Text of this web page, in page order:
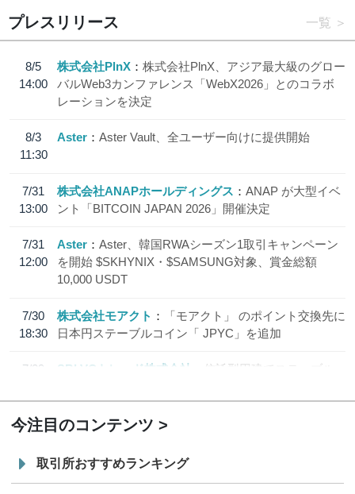
プレスリリース 一覧
8/5
14:00
株式会社PlnX
株式会社PlnX、アジア最大級のグロー
バルWeb3カンファレンス「WebX2026」とのコラボ
レーションを決定
8/3
11:30
Aster Aster Vault、全ユーザー向けに提供開始
7/31
13:00
株式会社ANAPホールディングス
ANAP が大型イベ
ント「BITCOIN JAPAN 2026」開催決定
7/31
12:00
Aster
Aster、韓国RWAシーズン1取引キャンペーン
を開始 $SKHYNIX・$SAMSUNG対象、賞金総額
10,000 USDT
7/30
18:30
株式会社モアクト
「モアクト」 のポイント交換先に
日本円ステーブルコイン「 JPYC」を追加
7/29
SBI VCトレード株式会社
信託型円建てステーブル
今注目のコンテンツ
取引所おすすめランキング